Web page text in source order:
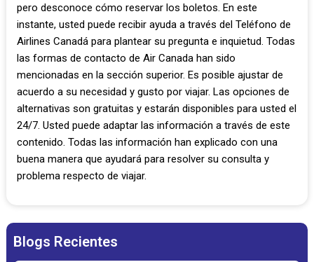
pero desconoce cómo reservar los boletos. En este
instante, usted puede recibir ayuda a través del Teléfono de
Airlines Canadá para plantear su pregunta e inquietud. Todas
las formas de contacto de Air Canada han sido
mencionadas en la sección superior. Es posible ajustar de
acuerdo a su necesidad y gusto por viajar. Las opciones de
alternativas son gratuitas y estarán disponibles para usted el
24/7. Usted puede adaptar las información a través de este
contenido. Todas las información han explicado con una
buena manera que ayudará para resolver su consulta y
problema respecto de viajar.
Blogs Recientes